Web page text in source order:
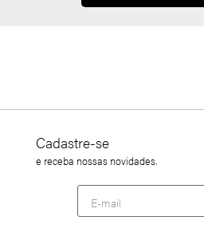
Cadastre-se
e receba nossas novidades.